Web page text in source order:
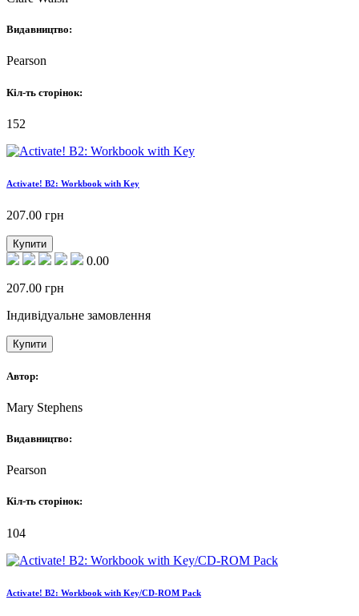
Видавництво:
Pearson
Кіл-ть сторінок:
152
Activate! B2: Workbook with Key
207.00 грн
Купити
0.00
207.00 грн
Індивідуальне замовлення
Купити
Автор:
Mary Stephens
Видавництво:
Pearson
Кіл-ть сторінок:
104
Activate! B2: Workbook with Key/CD-ROM Pack